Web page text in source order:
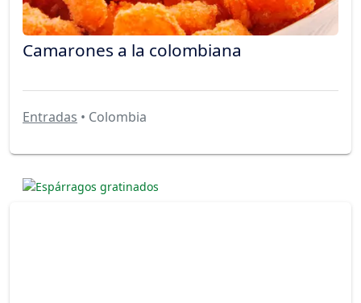
Camarones a la colombiana
Entradas • Colombia